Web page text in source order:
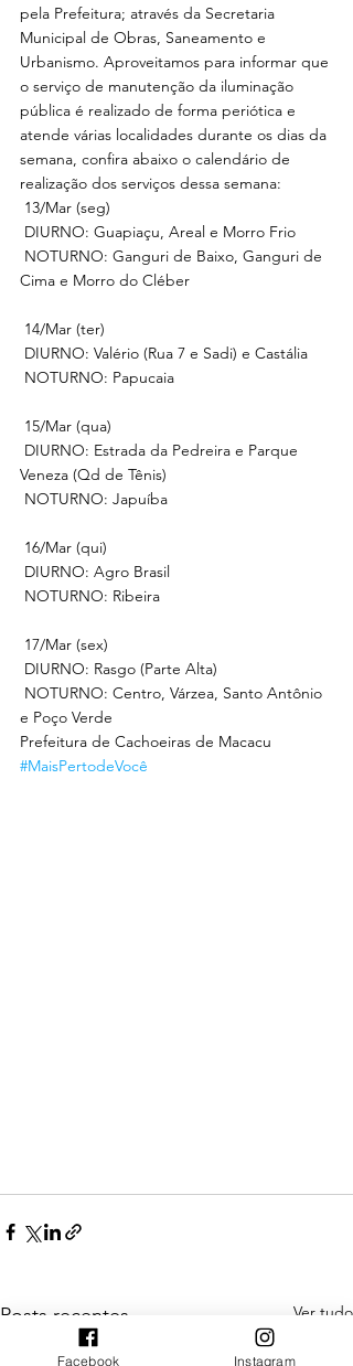
pela Prefeitura; através da Secretaria
Municipal de Obras, Saneamento e
Urbanismo. Aproveitamos para informar que
o serviço de manutenção da iluminação
pública é realizado de forma periótica e
atende várias localidades durante os dias da
semana, confira abaixo o calendário de
realização dos serviços dessa semana:
13/Mar (seg)
DIURNO: Guapiaçu, Areal e Morro Frio
Cima e Morro do Cléber
14/Mar (ter)
DIURNO: Valério (Rua 7 e Sadi) e Castália
NOTURNO: Papucaia
15/Mar (qua)
Veneza (Qd de Tênis)
NOTURNO: Japuíba
16/Mar (qui)
DIURNO: Agro Brasil
NOTURNO: Ribeira
17/Mar (sex)
DIURNO: Rasgo (Parte Alta)
e Poço Verde
Prefeitura de Cachoeiras de Macacu
#MaisPertodeVocê
Posts recentes Ver tudo
Facebook Instagram